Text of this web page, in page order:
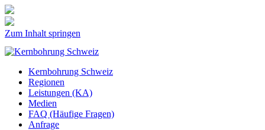
Zum Inhalt springen
Kernbohrung Schweiz
Regionen
Leistungen (KA)
Medien
FAQ (Häufige Fragen)
Anfrage